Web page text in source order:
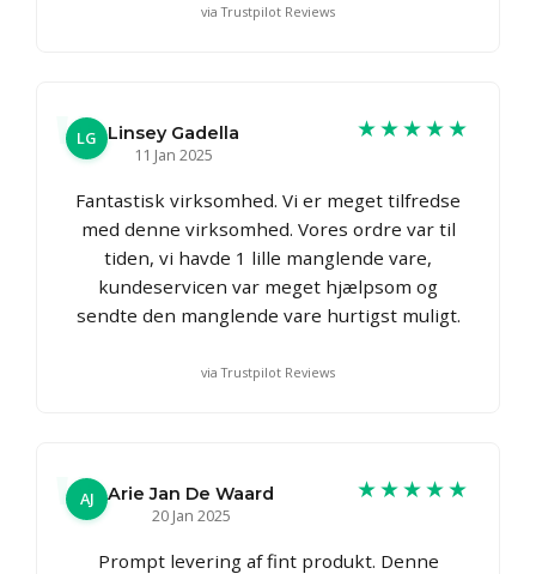
via Trustpilot Reviews
LG
Linsey Gadella
11 Jan 2025
★★★★★
Fantastisk virksomhed. Vi er meget tilfredse
med denne virksomhed. Vores ordre var til
tiden, vi havde 1 lille manglende vare,
kundeservicen var meget hjælpsom og
sendte den manglende vare hurtigst muligt.
via Trustpilot Reviews
AJ
Arie Jan De Waard
20 Jan 2025
★★★★★
Prompt levering af fint produkt. Denne